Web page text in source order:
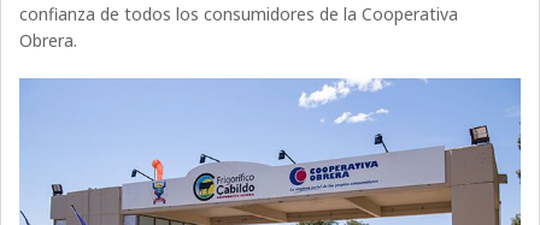
confianza de todos los consumidores de la Cooperativa
Obrera.